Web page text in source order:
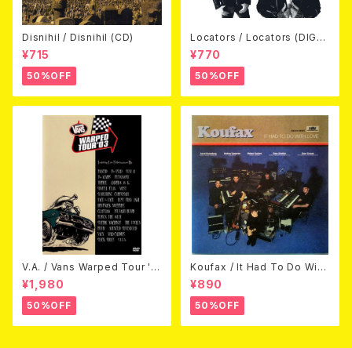
Disnihil / Disnihil (CD)
¥715
50%OFF
Locators / Locators (DIGPA
CK CD)
¥770
50%OFF
V.A. / Vans Warped Tour '0
3 (DVD)
¥1,980
50%OFF
Koufax / It Had To Do With
Love (CD)
¥890
50%OFF